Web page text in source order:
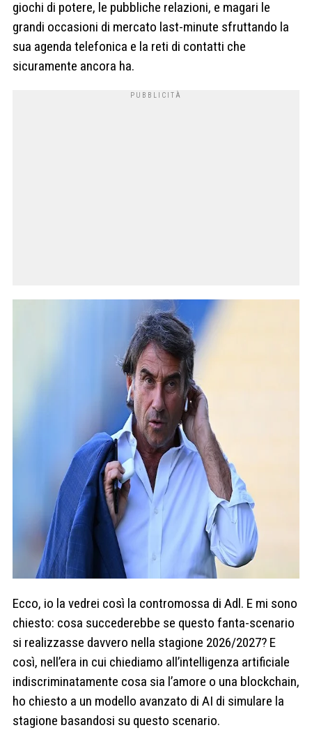
giochi di potere, le pubbliche relazioni, e magari le
grandi occasioni di mercato last-minute sfruttando la
sua agenda telefonica e la reti di contatti che
sicuramente ancora ha.
Ecco, io la vedrei così la contromossa di Adl. E mi sono
chiesto: cosa succederebbe se questo fanta-scenario
si realizzasse davvero nella stagione 2026/2027? E
così, nell’era in cui chiediamo all’intelligenza artificiale
indiscriminatamente cosa sia l’amore o una blockchain,
ho chiesto a un modello avanzato di AI di simulare la
stagione basandosi su questo scenario.